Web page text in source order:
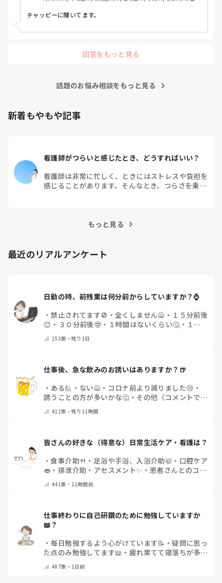
合診療科, 救急科, 超急性期, ICU, CCU, HCU, その他の科, ママナー
ス, 外来, 神経内科, 脳神経外科, NICU, 消化器外科, 一般病院, 慢性
チャッピーに聞いてます。
回答をもっと見る
話題のお悩み相談をもっと見る
新着もやもや記事
看護師がつらいと感じたとき、どうすればいい？
看護師は非常に忙しく、ときにはストレスや負担を
感じることがあります。そんなとき、つらさを乗り
もっと見る
最近のリアルアンケート
日勤の時、前残業は何分前からしていますか？⌚
・禁止されてます🚫 ・ 全くしません🙅 ・ １５分前後
😊 ・ ３０分前後🤓 ・ １時間はないくらい🤔 ・ １時
153票・残り1日
仕事後、急な飲みのお誘いはありますか？🍺
・ ある🙋 ・ ない🙅 ・ コロナ前より減りました😢 ・
誘うことの方が多いかな🤔 ・ その他（コメントで教
411票・残り11時間
皆さんの好きな（得意な）日常生活ケア・看護は？
・食事介助🍴 ・ 足浴や手浴、入浴介助🛀 ・ 口腔ケア
👄 ・ 排泄介助・アセスメント✨ ・ 患者さんとのコミ
で教えてください）
441票・ 12時間前
仕事終わりに自己研鑽のために勉強していますか
📖？
・ 毎日勉強するよう心がけています📝 ・疑問に思っ
た点のみ勉強してます📖 ・ 疲れ果てて寝落ちが多い
（コメントで教えてください）
487票・ 1日前